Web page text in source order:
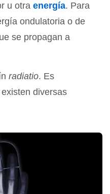
u otra energía. Para
ondulatoria o de
se propagan a
radiatio. Es
diversas